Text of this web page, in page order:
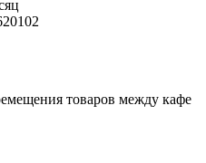
товаров между кафе